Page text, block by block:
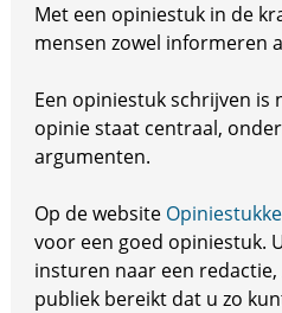
Met een opiniestuk in de
mensen zowel informeren
Een opiniestuk schrijven is
opinie staat centraal,
argumenten.
Op de website
voor een goed opiniestuk.
insturen naar een
publiek bereikt dat u zo